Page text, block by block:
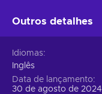
Outros detalhes
Idiomas
Inglês
Data de lançamento
30 de agosto de 2024